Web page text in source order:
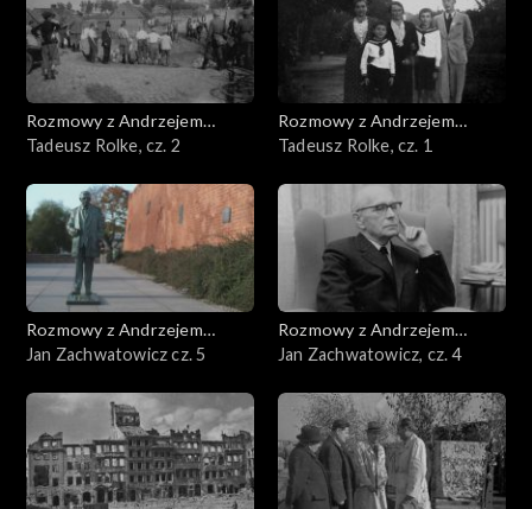
Rozmowy z Andrzejem
Doboszem
Tadeusz Rolke, cz. 2
Rozmowy z Andrzejem
Doboszem
Tadeusz Rolke, cz. 1
Rozmowy z Andrzejem
Doboszem
Jan Zachwatowicz cz. 5
Rozmowy z Andrzejem
Doboszem
Jan Zachwatowicz, cz. 4